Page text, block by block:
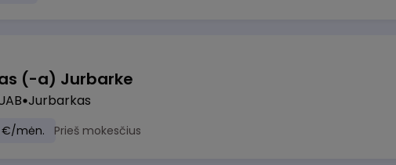
(-a) Jurbarke
Jurbarkas
€/mėn. Prieš mokesčius